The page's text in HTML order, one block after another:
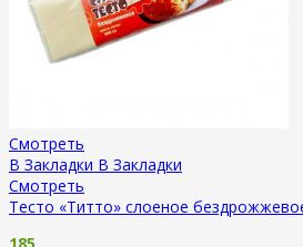
Смотреть
В Закладки В Закладки
Смотреть
Тесто «Титто» слоеное